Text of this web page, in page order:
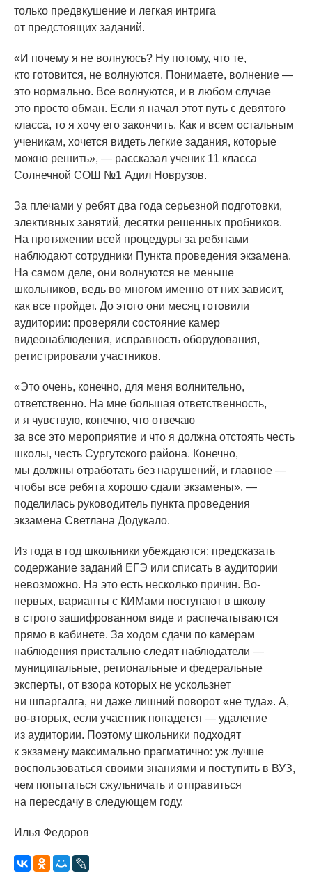
только предвкушение и легкая интрига
от предстоящих заданий.
«И почему я не волнуюсь? Ну потому, что те,
кто готовится, не волнуются. Понимаете, волнение —
это нормально. Все волнуются, и в любом случае
это просто обман. Если я начал этот путь с девятого
класса, то я хочу его закончить. Как и всем остальным
ученикам, хочется видеть легкие задания, которые
можно решить», — рассказал ученик 11 класса
Солнечной СОШ №1 Адил Новрузов.
За плечами у ребят два года серьезной подготовки,
элективных занятий, десятки решенных пробников.
На протяжении всей процедуры за ребятами
наблюдают сотрудники Пункта проведения экзамена.
На самом деле, они волнуются не меньше
школьников, ведь во многом именно от них зависит,
как все пройдет. До этого они месяц готовили
аудитории: проверяли состояние камер
видеонаблюдения, исправность оборудования,
регистрировали участников.
«Это очень, конечно, для меня волнительно,
ответственно. На мне большая ответственность,
и я чувствую, конечно, что отвечаю
за все это мероприятие и что я должна отстоять честь
школы, честь Сургутского района. Конечно,
мы должны отработать без нарушений, и главное —
чтобы все ребята хорошо сдали экзамены», —
поделилась руководитель пункта проведения
экзамена Светлана Додукало.
Из года в год школьники убеждаются: предсказать
содержание заданий ЕГЭ или списать в аудитории
невозможно. На это есть несколько причин. Во-
первых, варианты с КИМами поступают в школу
в строго зашифрованном виде и распечатываются
прямо в кабинете. За ходом сдачи по камерам
наблюдения пристально следят наблюдатели —
муниципальные, региональные и федеральные
эксперты, от взора которых не ускользнет
ни шпаргалга, ни даже лишний поворот «не туда». А,
во-вторых, если участник попадется — удаление
из аудитории. Поэтому школьники подходят
к экзамену максимально прагматично: уж лучше
воспользоваться своими знаниями и поступить в ВУЗ,
чем попытаться сжульничать и отправиться
на пересдачу в следующем году.
Илья Федоров